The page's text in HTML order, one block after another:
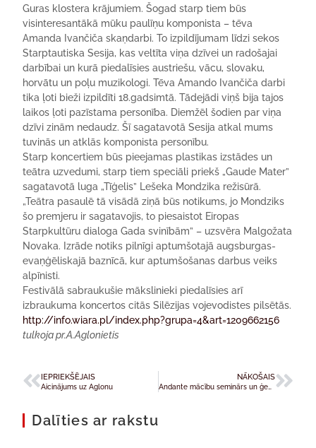
Guras klostera krājumiem. Šogad starp tiem būs
visinteresantākā mūku paulīņu komponista – tēva
Amanda Ivančiča skaņdarbi. To izpildījumam līdzi sekos
Starptautiska Sesija, kas veltīta viņa dzīvei un radošajai
darbībai un kurā piedalīsies austriešu, vācu, slovaku,
horvātu un poļu muzikologi. Tēva Amando Ivančiča darbi
tika ļoti bieži izpildīti 18.gadsimtā. Tādejādi viņš bija tajos
laikos ļoti pazīstama personība. Diemžēl šodien par viņa
dzīvi zinām nedaudz. Šī sagatavotā Sesija atkal mums
tuvinās un atklās komponista personību.
Starp koncertiem būs pieejamas plastikas izstādes un
teātra uzvedumi, starp tiem speciāli priekš „Gaude Mater”
sagatavotā luga „Tīģelis” Lešeka Mondzika režisūrā.
„Teātra pasaulē tā visādā ziņā būs notikums, jo Mondziks
šo premjeru ir sagatavojis, to piesaistot Eiropas
Starpkultūru dialoga Gada svinībām” – uzsvēra Malgožata
Novaka. Izrāde notiks pilnīgi aptumšotajā augsburgas-
evaņģēliskajā baznīcā, kur aptumšošanas darbus veiks
alpīnisti.
Festivālā sabraukušie mākslinieki piedalīsies arī
izbraukuma koncertos citās Silēzijas vojevodistes pilsētās.
http://info.wiara.pl/index.php?grupa=4&art=1209662156
tulkoja pr.A.Aglonietis
IEPRIEKŠĒJAIS
Aicinājums uz Aglonu
NĀKOŠAIS
Andante mācību seminārs un ģenerālā asambleja Šveicē
Dalīties ar rakstu